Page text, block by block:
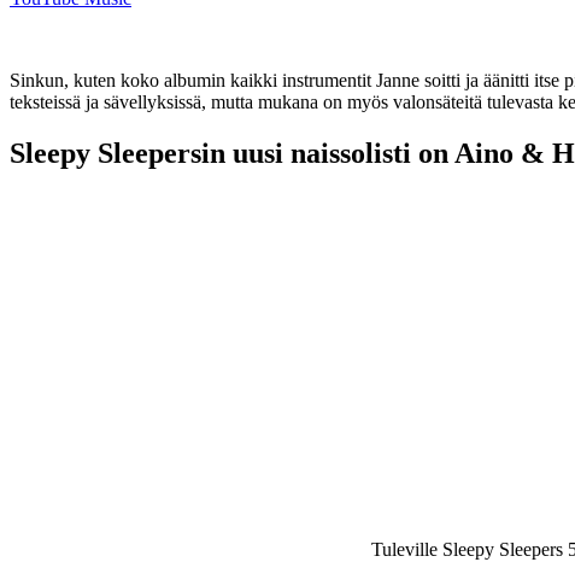
Sinkun, kuten koko albumin kaikki instrumentit Janne soitti ja äänitti itse
teksteissä ja sävellyksissä, mutta mukana on myös valonsäteitä tulevasta
Sleepy Sleepersin uusi naissolisti on Aino &
Tuleville Sleepy Sleepers